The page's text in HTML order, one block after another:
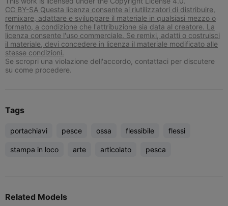
CC BY-SA Questa licenza consente ai riutilizzatori di distribuire,
remixare, adattare e sviluppare il materiale in qualsiasi mezzo o
formato, a condizione che l'attribuzione sia data al creatore. La
licenza consente l'uso commerciale. Se remixi, adatti o costruisci
il materiale, devi concedere in licenza il materiale modificato alle
stesse condizioni.
Se scropri una violazione dell'accordo, contattaci per discutere
su come procedere.
Tags
portachiavi pesce ossa flessibile flessi
stampa in loco arte articolato pesca
Related Models